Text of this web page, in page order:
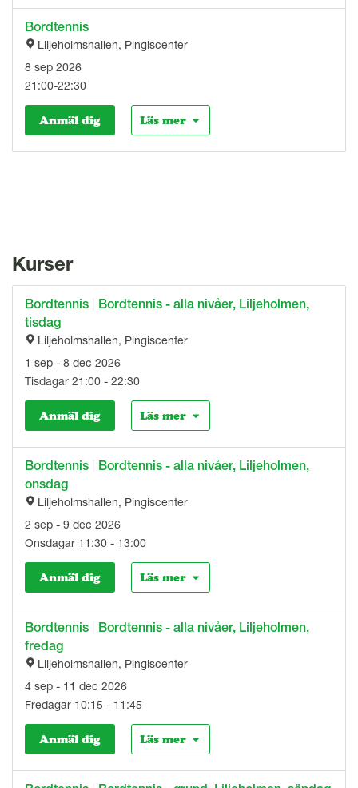
Bordtennis
Liljeholmshallen, Pingiscenter
8 sep 2026
21:00-22:30
Anmäl dig Läs mer
Kurser
Bordtennis
Bordtennis - alla nivåer, Liljeholmen,
tisdag
Liljeholmshallen, Pingiscenter
1 sep - 8 dec 2026
Tisdagar 21:00 - 22:30
Anmäl dig Läs mer
Bordtennis
Bordtennis - alla nivåer, Liljeholmen,
onsdag
Liljeholmshallen, Pingiscenter
2 sep - 9 dec 2026
Onsdagar 11:30 - 13:00
Anmäl dig Läs mer
Bordtennis
Bordtennis - alla nivåer, Liljeholmen,
fredag
Liljeholmshallen, Pingiscenter
4 sep - 11 dec 2026
Fredagar 10:15 - 11:45
Anmäl dig Läs mer